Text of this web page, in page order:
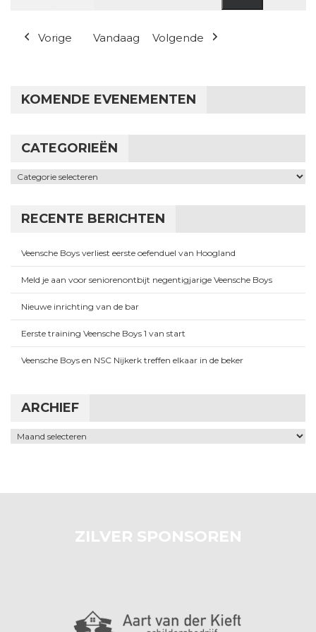
Vorige Vandaag Volgende
KOMENDE EVENEMENTEN
CATEGORIEËN
Categorieën
RECENTE BERICHTEN
Veensche Boys verliest eerste oefenduel van Hoogland
Meld je aan voor seniorenontbijt negentigjarige Veensche Boys
Nieuwe inrichting van de bar
Eerste training Veensche Boys 1 van start
Veensche Boys en NSC Nijkerk treffen elkaar in de beker
ARCHIEF
Archief
ZILVER SPONSOREN